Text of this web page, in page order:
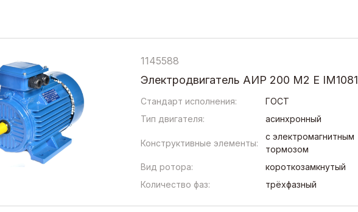
1145588
Электродвигатель АИР 200 М2 Е IM1081
Стандарт исполнения:
ГОСТ
Тип двигателя:
асинхронный
Конструктивные элементы:
с электромагнитным
тормозом
Вид ротора:
короткозамкнутый
Количество фаз:
трёхфазный